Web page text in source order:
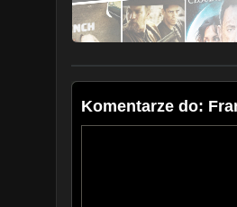
Komentarze do: